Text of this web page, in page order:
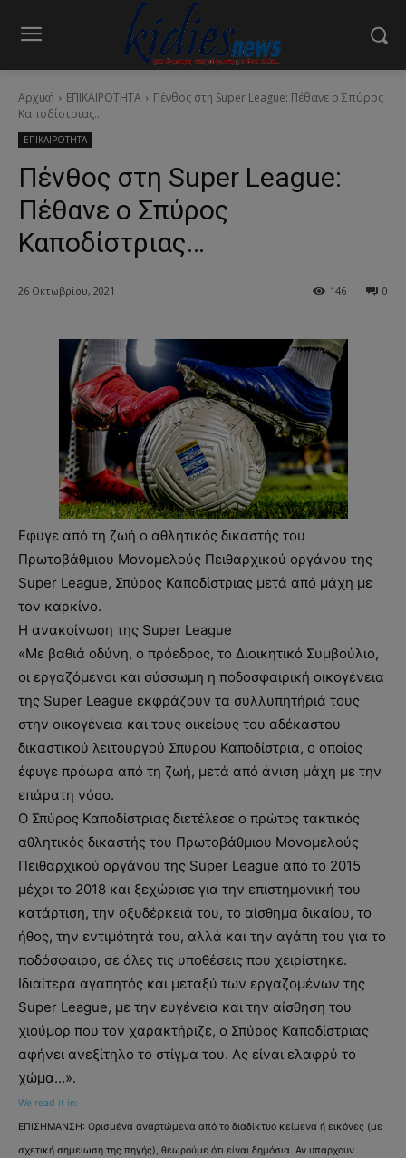
Αρχική ΕΠΙΚΑΙΡΟΤΗΤΑ
Πένθος στη Super League: Πέθανε ο Σπύρος
Καποδίστριας...
ΕΠΙΚΑΙΡΟΤΗΤΑ
Πένθος στη Super League:
Πέθανε ο Σπύρος
Καποδίστριας…
26 Οκτωβρίου, 2021 0
146
Εφυγε από τη ζωή ο αθλητικός δικαστής του
Πρωτοβάθμιου Μονομελούς Πειθαρχικού οργάνου της
Super League, Σπύρος Καποδίστριας μετά από μάχη με
τον καρκίνο.
Η ανακοίνωση της Super League
«Με βαθιά οδύνη, ο πρόεδρος, το Διοικητικό Συμβούλιο,
οι εργαζόμενοι και σύσσωμη η ποδοσφαιρική οικογένεια
της Super League εκφράζουν τα συλλυπητήριά τους
στην οικογένεια και τους οικείους του αδέκαστου
δικαστικού λειτουργού Σπύρου Καποδίστρια, ο οποίος
έφυγε πρόωρα από τη ζωή, μετά από άνιση μάχη με την
επάρατη νόσο.
Ο Σπύρος Καποδίστριας διετέλεσε ο πρώτος τακτικός
αθλητικός δικαστής του Πρωτοβάθμιου Μονομελούς
Πειθαρχικού οργάνου της Super League από το 2015
μέχρι το 2018 και ξεχώρισε για την επιστημονική του
κατάρτιση, την οξυδέρκειά του, το αίσθημα δικαίου, το
ήθος, την εντιμότητά του, αλλά και την αγάπη του για το
ποδόσφαιρο, σε όλες τις υποθέσεις που χειρίστηκε.
Ιδιαίτερα αγαπητός και μεταξύ των εργαζομένων της
Super League, με την ευγένεια και την αίσθηση του
χιούμορ που τον χαρακτήριζε, ο Σπύρος Καποδίστριας
αφήνει ανεξίτηλο το στίγμα του. Ας είναι ελαφρύ το
χώμα…».
We read it in:
ΕΠΙΣΗΜΑΝΣΗ: Ορισμένα αναρτώμενα από το διαδίκτυο κείμενα ή εικόνες (με
σχετική σημείωση της πηγής), θεωρούμε ότι είναι δημόσια. Αν υπάρχουν